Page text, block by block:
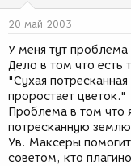
м
ы
д
и
я
20 май 2003
У меня тут проблема
Дело в том что есть
"Сухая
проростает цветок."
Проблема в том что
потресканную
Ув. Максеры
советом, кто